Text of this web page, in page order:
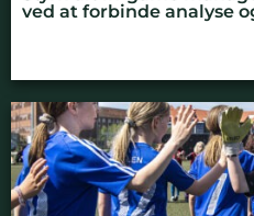
ved at forbinde analyse